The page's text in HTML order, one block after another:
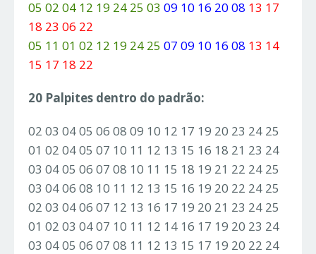
05 02 04 12 19 24 25 03 09 10 16 20 08 13 17
18 23 06 22
05 11 01 02 12 19 24 25 07 09 10 16 08 13 14
15 17 18 22
20 Palpites dentro do padrão:
02 03 04 05 06 08 09 10 12 17 19 20 23 24 25
01 02 04 05 07 10 11 12 13 15 16 18 21 23 24
03 04 05 06 07 08 10 11 15 18 19 21 22 24 25
03 04 06 08 10 11 12 13 15 16 19 20 22 24 25
02 03 04 06 07 12 13 16 17 19 20 21 23 24 25
01 02 03 04 07 10 11 12 14 16 17 19 20 23 24
03 04 05 06 07 08 11 12 13 15 17 19 20 22 24